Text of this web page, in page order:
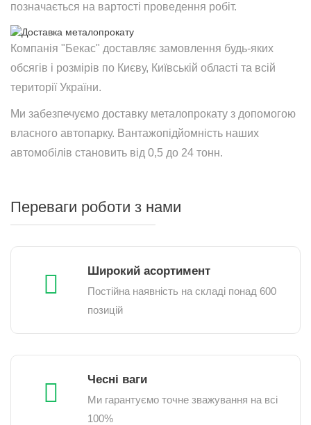
позначається на вартості проведення робіт.
Компанія "Бекас" доставляє замовлення будь-яких
обсягів і розмірів по Києву, Київській області та всій
території України.
Ми забезпечуємо доставку металопрокату з допомогою
власного автопарку. Вантажопідйомність наших
автомобілів становить від 0,5 до 24 тонн.
Переваги роботи з нами
Широкий асортимент
Постійна наявність на складі понад 600
позицій
Чесні ваги
Ми гарантуємо точне зважування на всі
100%